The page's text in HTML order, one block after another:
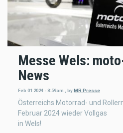
Messe Wels:
News
Feb 01 2024 - 8:59am byMR Presse
Österreichs Motorrad- und
Februar 2024 wieder Vollgas
in Wels!